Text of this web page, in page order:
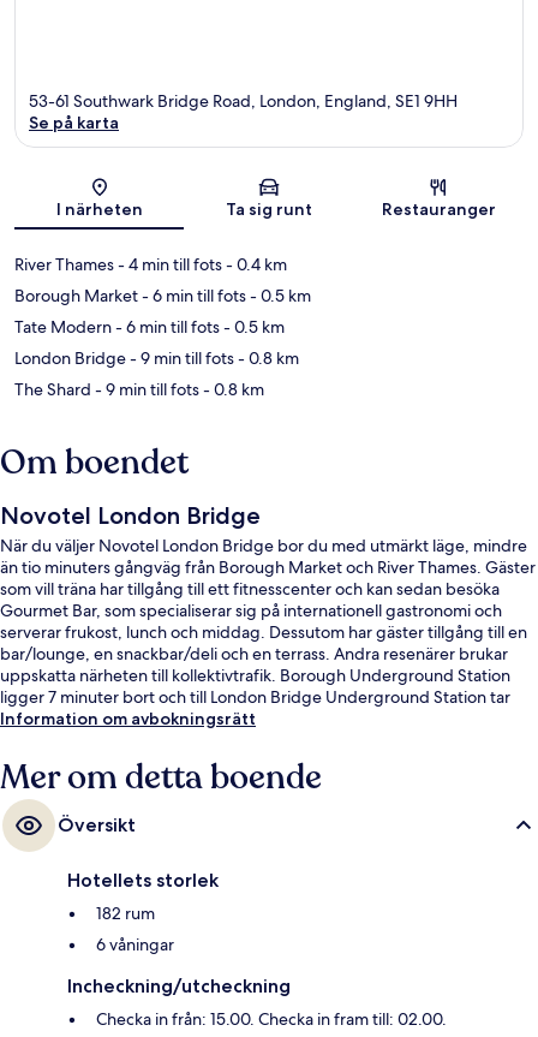
Karta
53-61 Southwark Bridge Road, London, England, SE1 9HH
Se på karta
I närheten Ta sig runt Restauranger
River Thames- 4 min till fots- 0.4 km
Borough Market- 6 min till fots- 0.5 km
Tate Modern- 6 min till fots- 0.5 km
London Bridge- 9 min till fots- 0.8 km
The Shard - 9 min till fots- 0.8 km
Om boendet
Novotel London Bridge
När du väljer Novotel London Bridge bor du med utmärkt läge, mindre
än tio minuters gångväg från Borough Market och River Thames. Gäster
som vill träna har tillgång till ett fitnesscenter och kan sedan besöka
Gourmet Bar, som specialiserar sig på internationell gastronomi och
serverar frukost, lunch och middag. Dessutom har gäster tillgång till en
bar/lounge, en snackbar/deli och en terrass. Andra resenärer brukar
uppskatta närheten till kollektivtrafik. Borough Underground Station
ligger 7 minuter bort och till London Bridge Underground Station tar
det inte mer än 9 minuter att gå.
Information om avbokningsrätt
Mer om detta boende
Översikt
Hotellets storlek
182 rum
6 våningar
Incheckning/utcheckning
Checka in från: 15.00. Checka in fram till: 02.00.